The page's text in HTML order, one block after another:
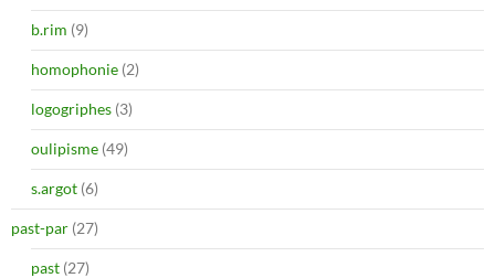
b.rim (9)
homophonie (2)
logogriphes (3)
oulipisme (49)
s.argot (6)
past-par (27)
past (27)